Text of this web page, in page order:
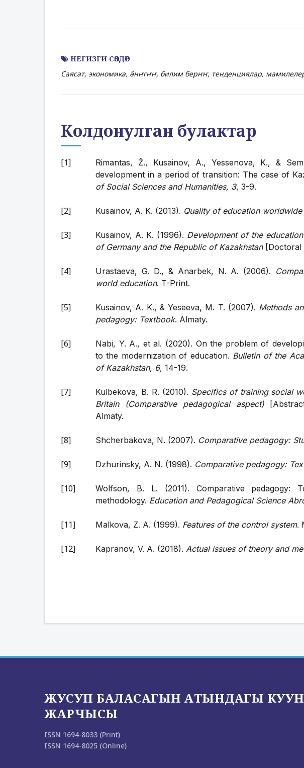
НЕГИЗГИ СӨЗДӨР
Саясат, экономика, ӛнҥгҥҥ, билим берҥҥ, тенденциялар,
Колдонулган булактар
Rimantas, Ž., Kusainov, A., Yessenova, K., &
development in a period of transition: The case of
of Social Sciences and Humanities, 3, 3-9.
Kusainov, A. K. (2013). Quality of education
Kusainov, A. K. (1996). Development of the
of Germany and the Republic of Kazakhstan[Doctoral
Urastaeva, G. D., & Anarbek, N. A. (2006).
world education. T-Print.
Kusainov, A. K., & Yeseeva, M. T. (2007). Methods
pedagogy: Textbook. Almaty.
Nabi, Y. A., et al. (2020). On the problem of
to the modernization of education. Bulletin of the
of Kazakhstan, 6, 14-19.
Kulbekova, B. R. (2010). Specifics of training social
Britain (Comparative pedagogical aspect)
Almaty.
Shcherbakova, N. (2007). Comparative pedagogy:
Dzhurinsky, A. N. (1998). Comparative pedagogy:
Wolfson, B. L. (2011). Comparative pedagogy:
methodology. Education and Pedagogical Science
Malkova, Z. A. (1999). Features of the control system.
Kapranov, V. A. (2018). Actual issues of theory and
ЖУСУП БАЛАСАГЫН АТЫНДАГЫ
ЖАРЧЫСЫ
ISSN 1694-8033 (Print)
ISSN 1694-8025 (Online)